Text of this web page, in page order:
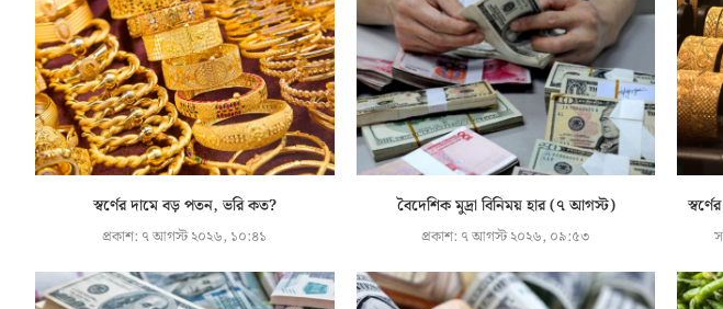
স্বর্ণের দামে বড় পতন, ভরি কত?
প্রকাশ: ৭ আগস্ট ২০২৬, ১০:৪১
বৈদেশিক মুদ্রা বিনিময় হার (৭ আগস্ট)
প্রকাশ: ৭ আগস্ট ২০২৬, ০৯:৫৩